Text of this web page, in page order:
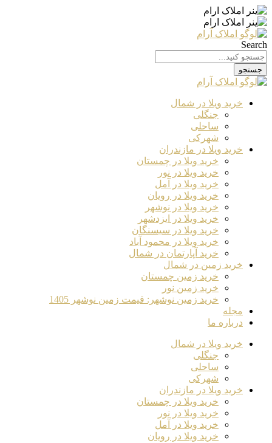
Search
جستجو
خرید ویلا در شمال
جنگلی
ساحلی
شهرکی
خرید ویلا در مازندران
خرید ویلا در چمستان
خرید ویلا در نور
خرید ویلا در آمل
خرید ویلا در رویان
خرید ویلا در نوشهر
خرید ویلا در ایزدشهر
خرید ویلا در سیسنگان
خرید ویلا در محمود آباد
خرید آپارتمان در شمال
خرید زمین در شمال
خرید زمین چمستان
خرید زمین نور
خرید زمین نوشهر: قیمت زمین نوشهر 1405
مجله
درباره ما
خرید ویلا در شمال
جنگلی
ساحلی
شهرکی
خرید ویلا در مازندران
خرید ویلا در چمستان
خرید ویلا در نور
خرید ویلا در آمل
خرید ویلا در رویان